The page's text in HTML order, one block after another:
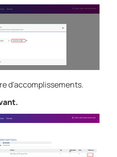
d'accomplissements.